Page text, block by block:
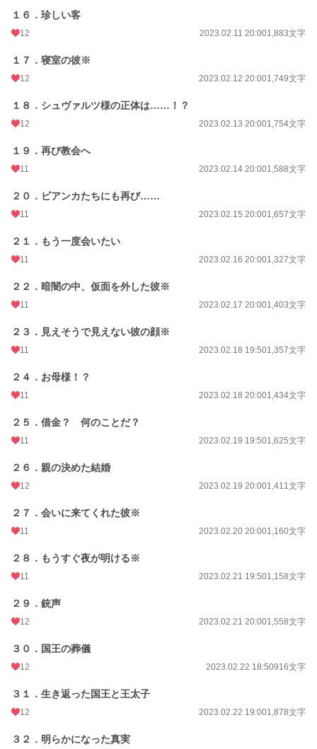
１６．珍しい客
12 2023.02.11 20:001,883文字
１７．寝室の彼※
12 2023.02.12 20:001,749文字
１８．シュヴァルツ様の正体は……！？
12 2023.02.13 20:001,754文字
１９．再び教会へ
11 2023.02.14 20:001,588文字
２０．ビアンカたちにも再び……
11 2023.02.15 20:001,657文字
２１．もう一度会いたい
11 2023.02.16 20:001,327文字
２２．暗闇の中、仮面を外した彼※
11 2023.02.17 20:001,403文字
２３．見えそうで見えない彼の顔※
11 2023.02.18 19:501,357文字
２４．お母様！？
11 2023.02.18 20:001,434文字
２５．借金？ 何のことだ？
11 2023.02.19 19:501,625文字
２６．親の決めた結婚
12 2023.02.19 20:001,411文字
２７．会いに来てくれた彼※
11 2023.02.20 20:001,160文字
２８．もうすぐ夜が明ける※
11 2023.02.21 19:501,158文字
２９．銃声
12 2023.02.21 20:001,558文字
３０．国王の葬儀
12 2023.02.22 18:50916文字
３１．生き返った国王と王太子
12 2023.02.22 19:001,878文字
３２．明らかになった真実